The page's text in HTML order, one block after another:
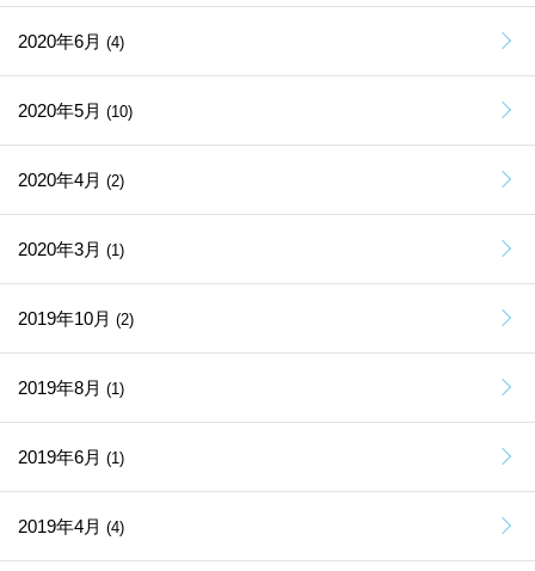
2020年6月 (4)
2020年5月 (10)
2020年4月 (2)
2020年3月 (1)
2019年10月 (2)
2019年8月 (1)
2019年6月 (1)
2019年4月 (4)